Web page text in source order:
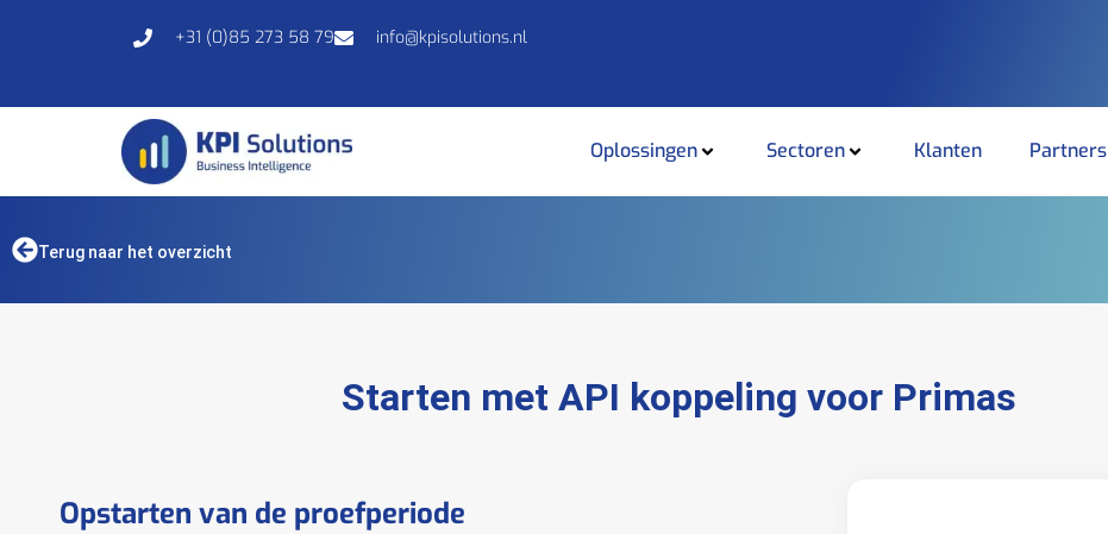
+31 (0)85 273 58 79 info@kpisolutions.nl
Oplossingen Sectoren Klanten Partners
Terug naar het overzicht
Starten met API koppeling voor Primas
Opstarten van de proefperiode